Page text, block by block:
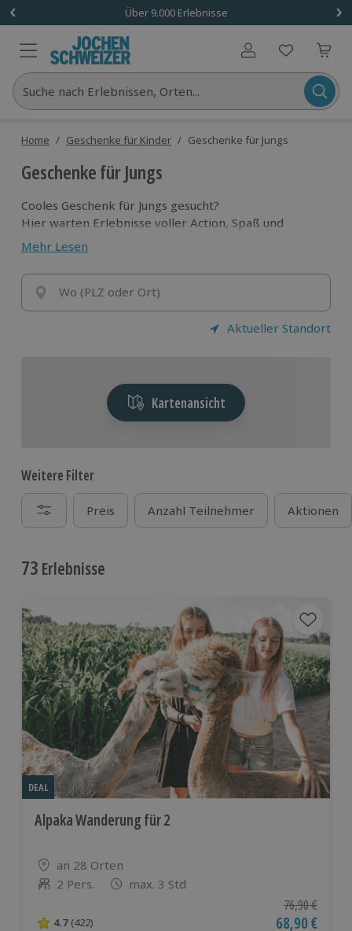
Über 9.000 Erlebnisse
Benutzerkonto
Suche nach Erlebnissen, Orten...
Home / Geschenke für Kinder / Geschenke für Jungs
Geschenke für Jungs
Cooles Geschenk für Jungs gesucht?
Hier warten Erlebnisse voller Action, Spaß und
Abenteuer – vom Flying Fox bis zum Kart fahren.
Schenk unvergessliche Momente, die kleine und
große Entdecker begeistern.
Mehr Lesen
Wo (PLZ oder Ort)
Aktueller Standort
Kartenansicht
Weitere Filter
Preis Anzahl Teilnehmer Aktionen
73 Erlebnisse
DEAL
Alpaka Wanderung für 2
Standort
an 28 Orten
Anzahl der Teilnehmer
2 Pers. max. 3 Std
4.7 (422)
76,90 €
Aktueller
68,90 €